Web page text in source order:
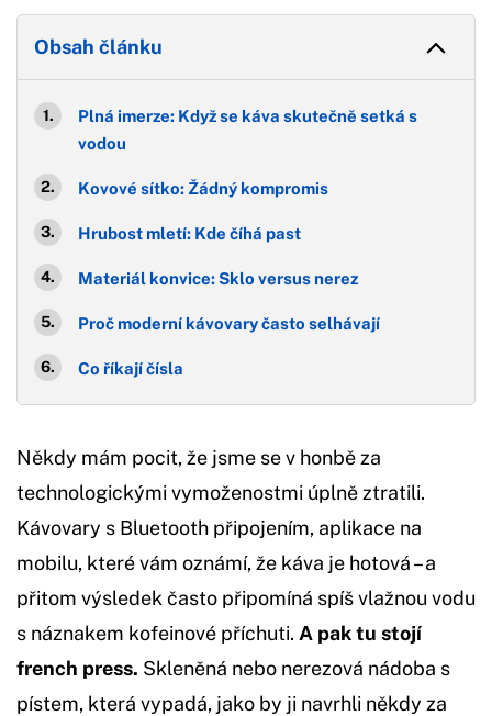
Obsah článku
Plná imerze: Když se káva skutečně setká s
vodou
Kovové sítko: Žádný kompromis
Hrubost mletí: Kde číhá past
Materiál konvice: Sklo versus nerez
Proč moderní kávovary často selhávají
Co říkají čísla
Někdy mám pocit, že jsme se v honbě za
technologickými vymoženostmi úplně ztratili.
Kávovary s Bluetooth připojením, aplikace na
mobilu, které vám oznámí, že káva je hotová – a
přitom výsledek často připomíná spíš vlažnou vodu
s náznakem kofeinové příchuti. A pak tu stojí
french press. Skleněná nebo nerezová nádoba s
pístem, která vypadá, jako by ji navrhli někdy za